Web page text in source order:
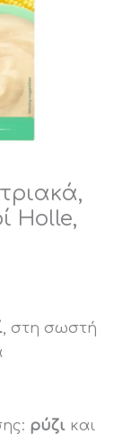
Holle,
, στη σωστή
ρύζικαι